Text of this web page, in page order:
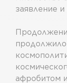
заявление
афробитом